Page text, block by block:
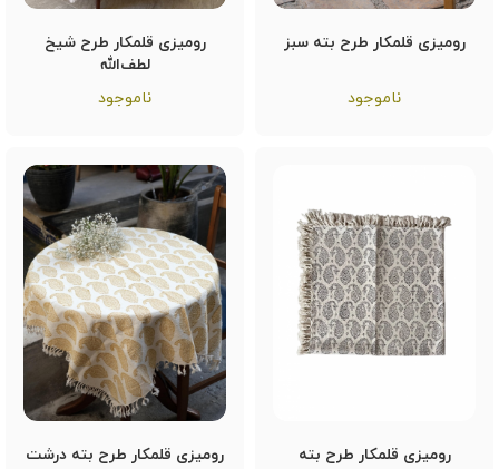
رومیزی قلمکار طرح بته سبز
ناموجود
رومیزی قلمکار طرح شیخ
لطف‌الله
ناموجود
رومیزی قلمکار طرح بته
رومیزی قلمکار طرح بته درشت